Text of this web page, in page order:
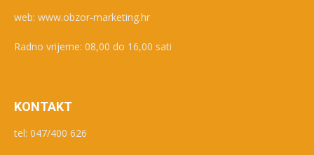
web: www.obzor-marketing.hr
Radno vrijeme: 08,00 do 16,00 sati
KONTAKT
tel: 047/400 626